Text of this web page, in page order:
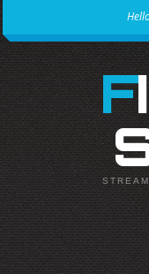
FILM &